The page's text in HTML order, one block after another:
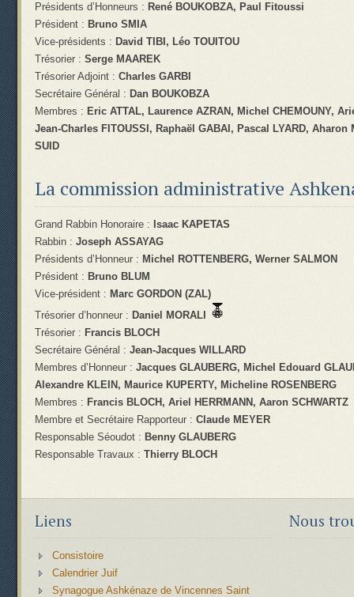
Présidents d’Honneurs : René BOUKOBZA, Paul Fitoussi
Président : Bruno SMIA
Vice-présidents : David TIBI, Léo TOUITOU
Trésorier : Serge MAAREK
Trésorier Adjoint : Charles GARBI
Secrétaire Général : Dan BOUKOBZA
Membres : Eric ATTAL, Laurence AZRAN, Michel CHEMOUNY,
Jean-Charles FITOUSSI, Raphaël GABAI, Pascal LYARD,
SUID
La commission administrative
Grand Rabbin Honoraire : Isaac KAPETAS
Rabbin : Joseph ASSAYAG
Présidents d’Honneur : Michel ROTTENBERG, Werner SALMON
Président : Bruno BLUM
Vice-président : Marc GORDON (ZAL)
Trésorier d’honneur : Daniel MORALI
Trésorier : Francis BLOCH
Secrétaire Général : Jean-Jacques WILLARD
Membres d’Honneur : Jacques GLAUBERG, Michel Edouard
Alexandre KLEIN, Maurice KUPERTY, Micheline ROSENBERG
Membres : Francis BLOCH, Ariel HERRMANN, Aaron SCHWARTZ
Membre et Secrétaire Rapporteur : Claude MEYER
Responsable Séoudot : Benny GLAUBERG
Responsable Travaux : Thierry BLOCH
Liens
Consistoire
Calendrier Juif
Synagogue Ashkénaze de Vincennes Saint
Nous